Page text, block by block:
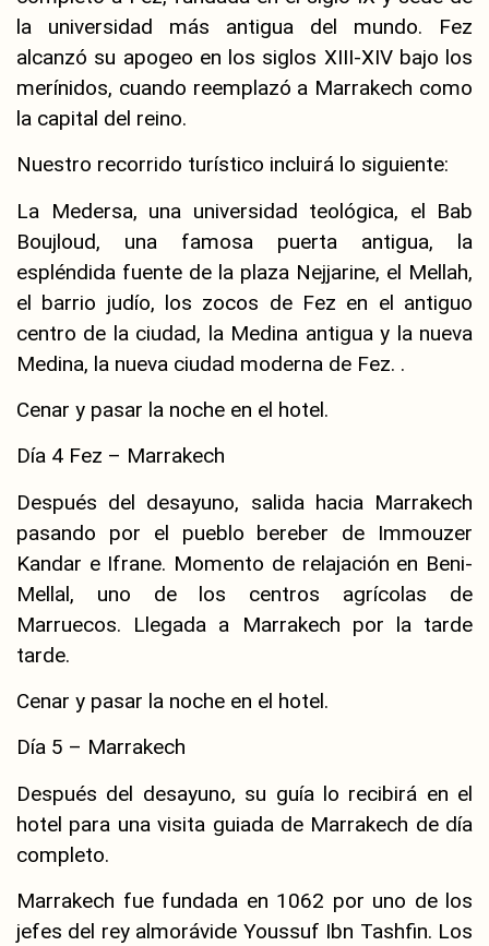
la universidad más antigua del mundo. Fez
alcanzó su apogeo en los siglos XIII-XIV bajo los
merínidos, cuando reemplazó a Marrakech como
la capital del reino.
Nuestro recorrido turístico incluirá lo siguiente:
La Medersa, una universidad teológica, el Bab
Boujloud, una famosa puerta antigua, la
espléndida fuente de la plaza Nejjarine, el Mellah,
el barrio judío, los zocos de Fez en el antiguo
centro de la ciudad, la Medina antigua y la nueva
Medina, la nueva ciudad moderna de Fez. .
Cenar y pasar la noche en el hotel.
Día 4 Fez – Marrakech
Después del desayuno, salida hacia Marrakech
pasando por el pueblo bereber de Immouzer
Kandar e Ifrane. Momento de relajación en Beni-
Mellal, uno de los centros agrícolas de
Marruecos. Llegada a Marrakech por la tarde
tarde.
Cenar y pasar la noche en el hotel.
Día 5 – Marrakech
Después del desayuno, su guía lo recibirá en el
hotel para una visita guiada de Marrakech de día
completo.
Marrakech fue fundada en 1062 por uno de los
jefes del rey almorávide Youssuf Ibn Tashfin. Los